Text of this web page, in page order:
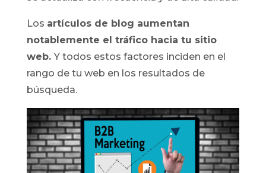
Los artículos de blog aumentan
notablemente el tráfico hacia tu sitio
web.Y todos estos factores inciden en el
rango de tu web en los resultados de
búsqueda.